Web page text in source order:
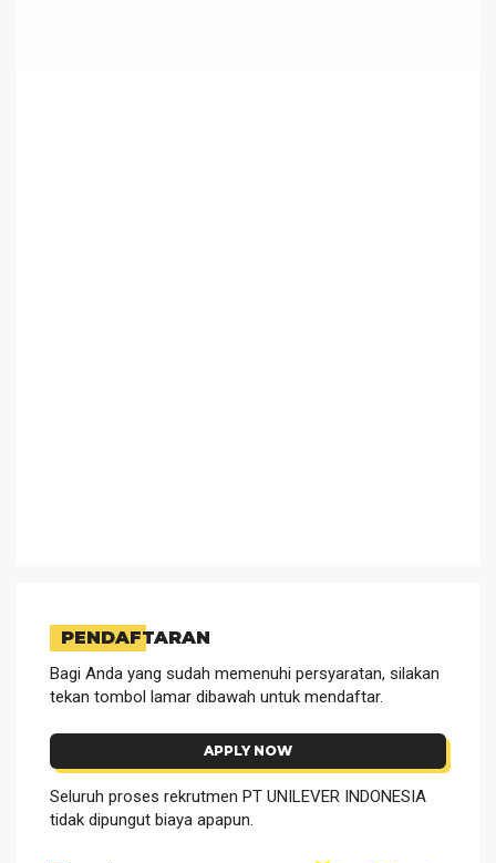
PENDAFTARAN
Bagi Anda yang sudah memenuhi persyaratan, silakan
tekan tombol lamar dibawah untuk mendaftar.
APPLY NOW
Seluruh proses rekrutmen PT UNILEVER INDONESIA
tidak dipungut biaya apapun.